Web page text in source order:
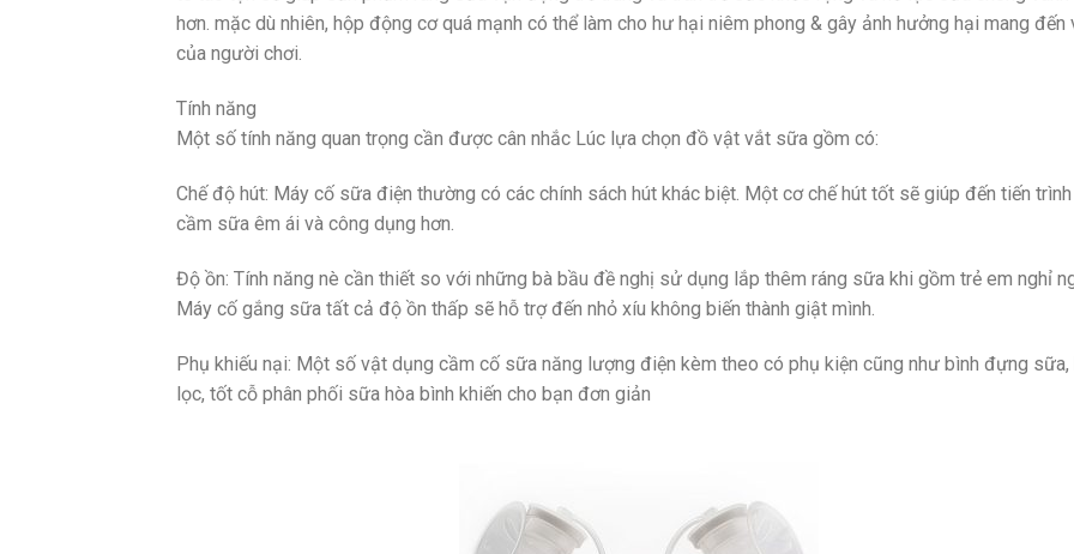
hơn. mặc dù nhiên, hộp động cơ quá mạnh có thể làm cho hư hại niêm phong & gây ảnh hưởng hại mang đến
của người chơi.
Tính năng
Một số tính năng quan trọng cần được cân nhắc Lúc lựa chọn đồ vật vắt sữa gồm có:
Chế độ hút: Máy cố sữa điện thường có các chính sách hút khác biệt. Một cơ chế hút tốt sẽ giúp đến tiến trình
cầm sữa êm ái và công dụng hơn.
Độ ồn: Tính năng nè cần thiết so với những bà bầu đề nghị sử dụng lắp thêm ráng sữa khi gồm trẻ em nghỉ
Máy cố gắng sữa tất cả độ ồn thấp sẽ hỗ trợ đến nhỏ xíu không biến thành giật mình.
Phụ khiếu nại: Một số vật dụng cầm cố sữa năng lượng điện kèm theo có phụ kiện cũng như bình đựng sữa,
lọc, tốt cỗ phân phối sữa hòa bình khiến cho bạn đơn giản